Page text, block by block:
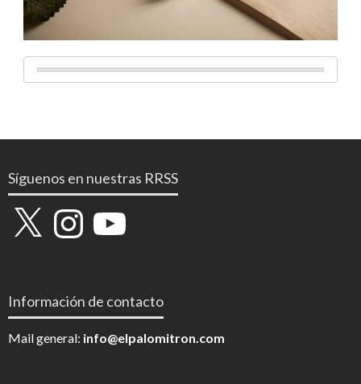
Síguenos en nuestras RRSS
X InstagramYouTube
Información de contacto
Mail general: info@elpalomitron.com